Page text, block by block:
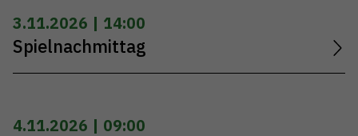
3.11.2026 | 14:00
Spielnachmittag
4.11.2026 | 09:00